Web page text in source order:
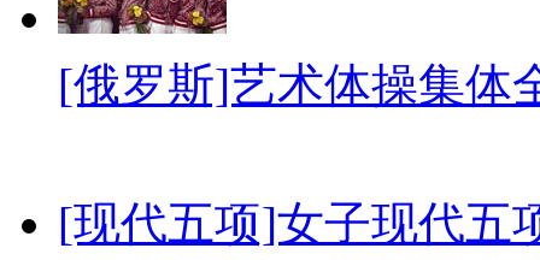
[俄罗斯]艺术体操集体
[现代五项]女子现代五